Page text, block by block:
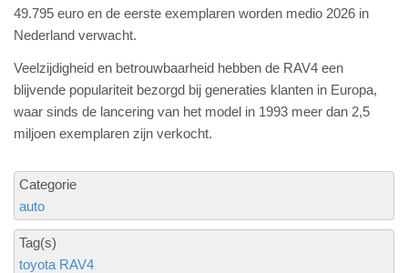
49.795 euro en de eerste exemplaren worden medio 2026 in
Nederland verwacht.
Veelzijdigheid en betrouwbaarheid hebben de RAV4 een
blijvende populariteit bezorgd bij generaties klanten in Europa,
waar sinds de lancering van het model in 1993 meer dan 2,5
miljoen exemplaren zijn verkocht.
Categorie
auto
Tag(s)
toyota RAV4